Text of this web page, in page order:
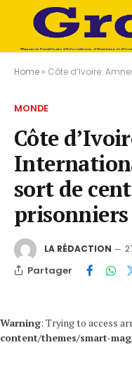
Home » Côte d’Ivoire: Amnesty
MONDE
Côte
sort de
prisonniers
LA RÉDACTION
Partager
Warning: Trying to access
content/themes/smart-